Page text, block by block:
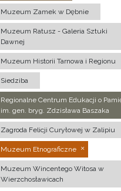
Muzeum Zamek w Dębnie
Muzeum Ratusz - Galeria Sztuki
Dawnej
Muzeum Historii Tarnowa i Regionu
Siedziba
Regionalne Centrum Edukacji o
im. gen. bryg. Zdzisława Baszaka
Zagroda Felicji Curyłowej w Zalipiu
Muzeum Etnograficzne
Muzeum Wincentego Witosa w
Wierzchosławicach